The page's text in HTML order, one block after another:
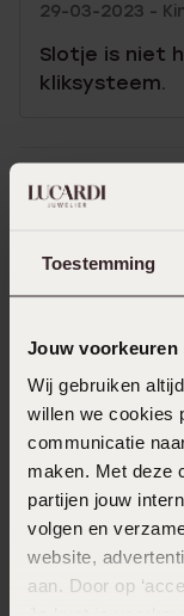
Toestemming
Jouw voorkeuren
Wij gebruiken
willen we cookies
communicatie
maken. Met deze
partijen jouw
volgen en
website,
aan. Door op
29-03-2023 -
Slotje is niet
kliksysteem.
Ook leuk